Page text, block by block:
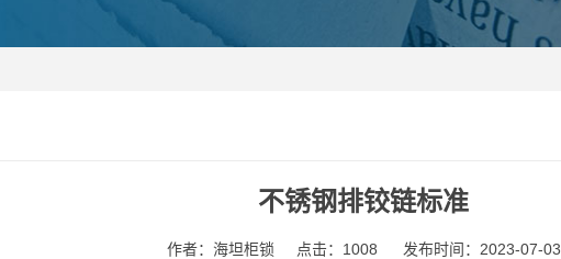
不锈钢排铰链标准
作者：海坦柜锁 点击：1008 发布时间：2023-07-03